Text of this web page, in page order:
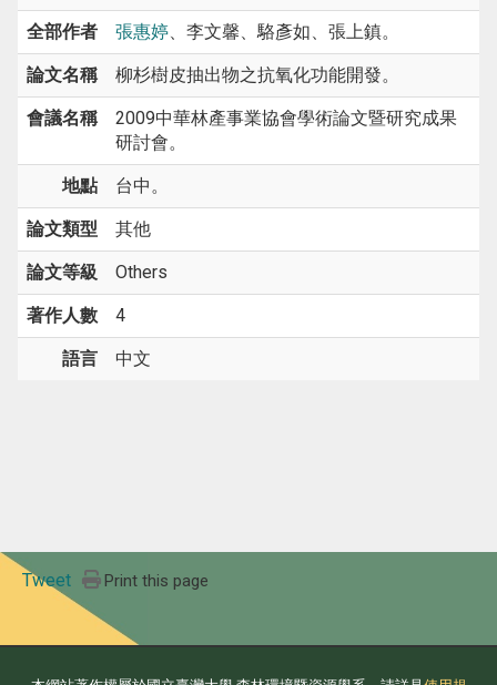
全部作者 張惠婷、李文馨、駱彥如、張上鎮。
論文名稱 柳杉樹皮抽出物之抗氧化功能開發。
會議名稱
2009中華林產事業協會學術論文暨研究成果
研討會。
地點 台中。
論文類型 其他
論文等級 Others
著作人數 4
語言 中文
Tweet Print this page